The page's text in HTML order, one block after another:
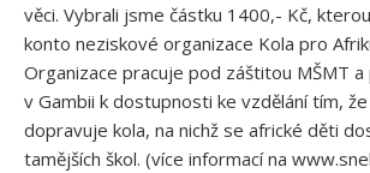
věci. Vybrali jsme částku 1400,- Kč,
konto neziskové organizace Kola pro
Organizace pracuje pod záštitou MŠMT
v Gambii k dostupnosti ke vzdělání tím, že
dopravuje kola, na nichž se africké děti
tamějších škol. (více informací na